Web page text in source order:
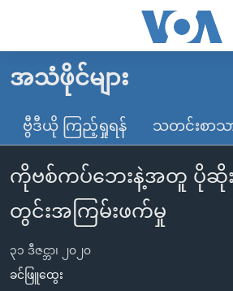
လွယ်ကူ
သည့်
Link
များ
ပင်မ
သို့
ကျော်
မူလစာမျက်နှာ
မြန်မာ
ကမ္ဘာ့သတင်းများ
နိုင်ငံတကာ
အမေရိကန်
အစ္စရေး-ပါလက်စတိုင်း
ဗွီဒီယို
သတင်းလွတ်လပ်ခွင့်
ရပ်ဝန်းတခု လမ်းတခု အလွန်
အင်္ဂလိပ်စာလေ့လာမယ်
အသံဖိုင်များ
ဗွီဒီယို ကြည့်ရှုရန် သတင်းစာသ
ကိုဗစ်ကပ်ဘေးနဲ့အတူ ပိုဆို
တွင်းအကြမ်းဖက်မှု
၃၁ ဒီဇင္ဘာ၊ ၂၀၂၀
ခင်ဖြူထွေး